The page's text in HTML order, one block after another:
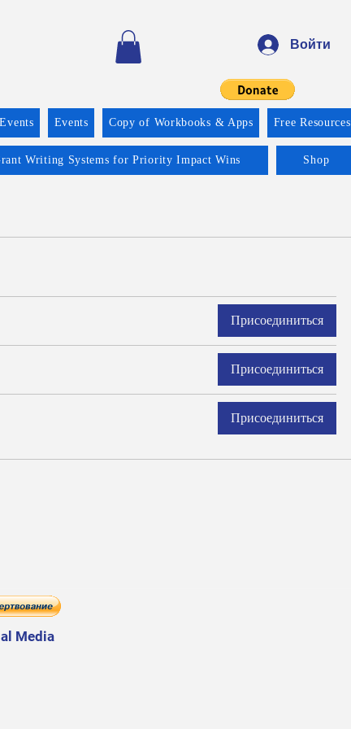
Войти
Events Copy of Workbooks & Apps Free Resources
Writing Systems for Priority Impact Wins Shop
Присоединиться
Присоединиться
Присоединиться
Media